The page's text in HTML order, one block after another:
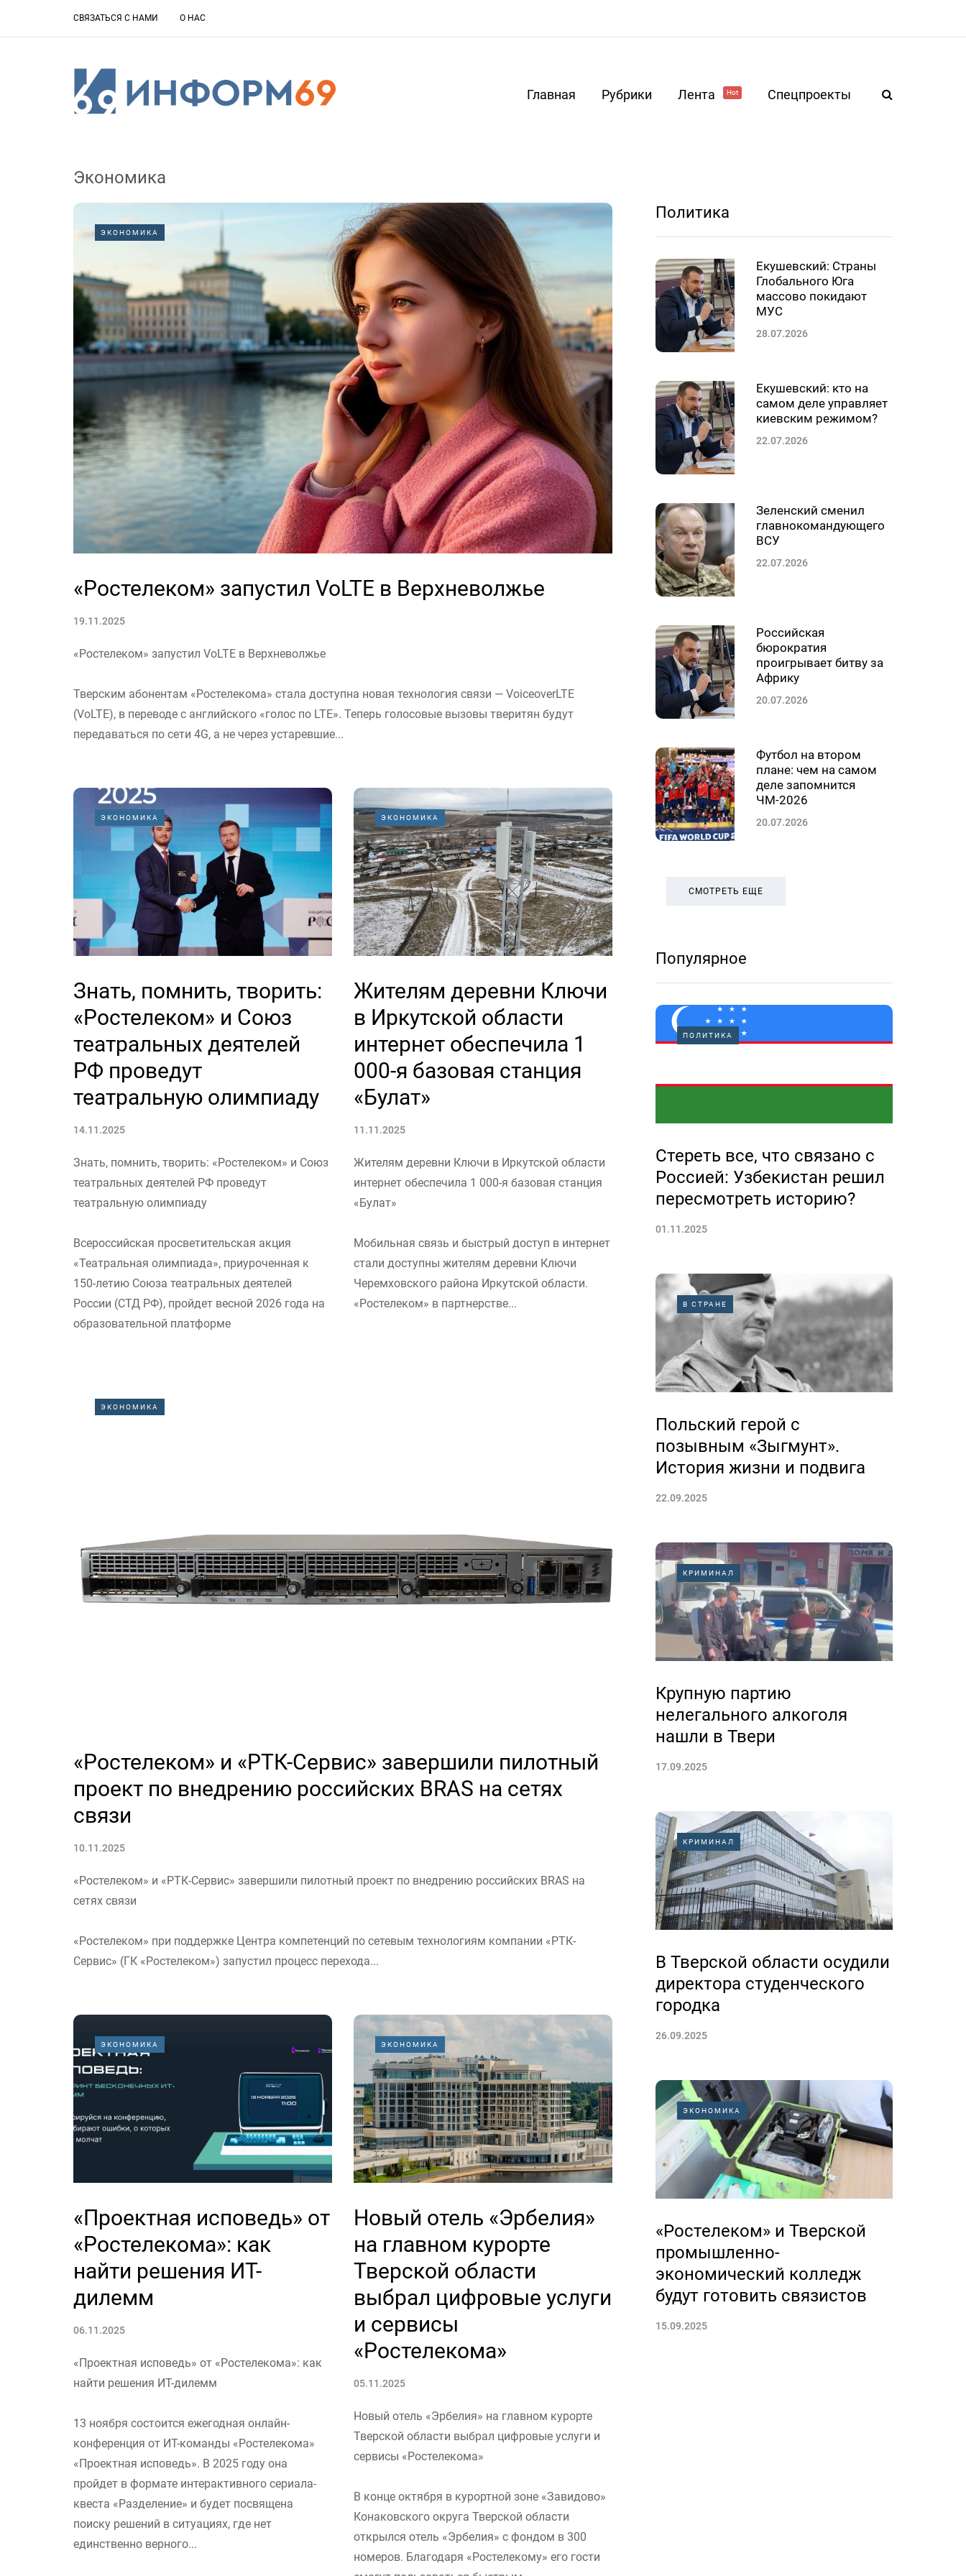
СВЯЗАТЬСЯ С НАМИ О НАС
Главная Рубрики Лента Hot Спецпроекты
Экономика
ЭКОНОМИКА
«Ростелеком» запустил VoLTE в Верхневолжье
19.11.2025
«Ростелеком» запустил VoLTE в Верхневолжье
Тверским абонентам «Ростелекома» стала доступна новая технология связи — VoiceoverLTE
(VoLTE), в переводе с английского «голос по LTE». Теперь голосовые вызовы тверитян будут
передаваться по сети 4G, а не через устаревшие...
ЭКОНОМИКА
Знать, помнить, творить:
«Ростелеком» и Союз
театральных деятелей
РФ проведут
театральную олимпиаду
14.11.2025
Знать, помнить, творить: «Ростелеком» и Союз
театральных деятелей РФ проведут
театральную олимпиаду
Всероссийская просветительская акция
«Театральная олимпиада», приуроченная к
150-летию Союза театральных деятелей
России (СТД РФ), пройдет весной 2026 года на
образовательной платформе
ЭКОНОМИКА
Жителям деревни Ключи
в Иркутской области
интернет обеспечила 1
000-я базовая станция
«Булат»
11.11.2025
Жителям деревни Ключи в Иркутской области
интернет обеспечила 1 000-я базовая станция
«Булат»
Мобильная связь и быстрый доступ в интернет
стали доступны жителям деревни Ключи
Черемховского района Иркутской области.
«Ростелеком» в партнерстве...
ЭКОНОМИКА
«Ростелеком» и «РТК-Сервис» завершили пилотный
проект по внедрению российских BRAS на сетях
связи
10.11.2025
«Ростелеком» и «РТК-Сервис» завершили пилотный проект по внедрению российских BRAS на
сетях связи
«Ростелеком» при поддержке Центра компетенций по сетевым технологиям компании «РТК-
Сервис» (ГК «Ростелеком») запустил процесс перехода...
ЭКОНОМИКА
«Проектная исповедь» от
«Ростелекома»: как
найти решения ИТ-
дилемм
06.11.2025
«Проектная исповедь» от «Ростелекома»: как
найти решения ИТ-дилемм
13 ноября состоится ежегодная онлайн-
конференция от ИТ-команды «Ростелекома»
«Проектная исповедь». В 2025 году она
пройдет в формате интерактивного сериала-
квеста «Разделение» и будет посвящена
поиску решений в ситуациях, где нет
единственно верного...
ЭКОНОМИКА
Новый отель «Эрбелия»
на главном курорте
Тверской области
выбрал цифровые услуги
и сервисы
«Ростелекома»
05.11.2025
Новый отель «Эрбелия» на главном курорте
Тверской области выбрал цифровые услуги и
сервисы «Ростелекома»
В конце октября в курортной зоне «Завидово»
Конаковского округа Тверской области
открылся отель «Эрбелия» с фондом в 300
номеров. Благодаря «Ростелекому» его гости
Политика
Екушевский: Страны
Глобального Юга
массово покидают
МУС
28.07.2026
Екушевский: кто на
самом деле управляет
киевским режимом?
22.07.2026
Зеленский сменил
главнокомандующего
ВСУ
22.07.2026
Российская
бюрократия
проигрывает битву за
Африку
20.07.2026
Футбол на втором
плане: чем на самом
деле запомнится
ЧМ-2026
20.07.2026
СМОТРЕТЬ ЕЩЕ
Популярное
ПОЛИТИКА
Стереть все, что связано с
Россией: Узбекистан решил
пересмотреть историю?
01.11.2025
В СТРАНЕ
Польский герой с
позывным «Зыгмунт».
История жизни и подвига
22.09.2025
КРИМИНАЛ
Крупную партию
нелегального алкоголя
нашли в Твери
17.09.2025
КРИМИНАЛ
В Тверской области осудили
директора студенческого
городка
26.09.2025
ЭКОНОМИКА
«Ростелеком» и Тверской
промышленно-
экономический колледж
будут готовить связистов
15.09.2025